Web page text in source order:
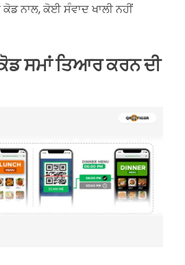
ਨਾਲ, ਕੋਈ ਸੰਵਾਦ ਖਾਲੀ ਨਹੀਂ
ਸਮਾਂ ਤਿਆਰ ਕਰਨ ਦੀ